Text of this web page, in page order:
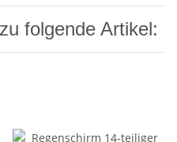
folgende Artikel: